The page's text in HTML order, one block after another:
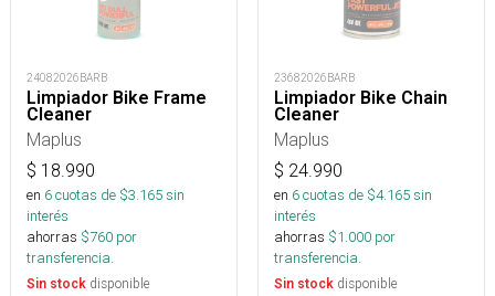
24082026BARB
Limpiador Bike Frame
Cleaner
Maplus
$ 18.990
en 6cuotas de $3.165sin
interés
ahorras $760 por
transferencia.
Sin stock disponible
23682026BARB
Limpiador Bike Chain
Cleaner
Maplus
$ 24.990
en 6cuotas de $4.165sin
interés
ahorras $1.000 por
transferencia.
Sin stock disponible